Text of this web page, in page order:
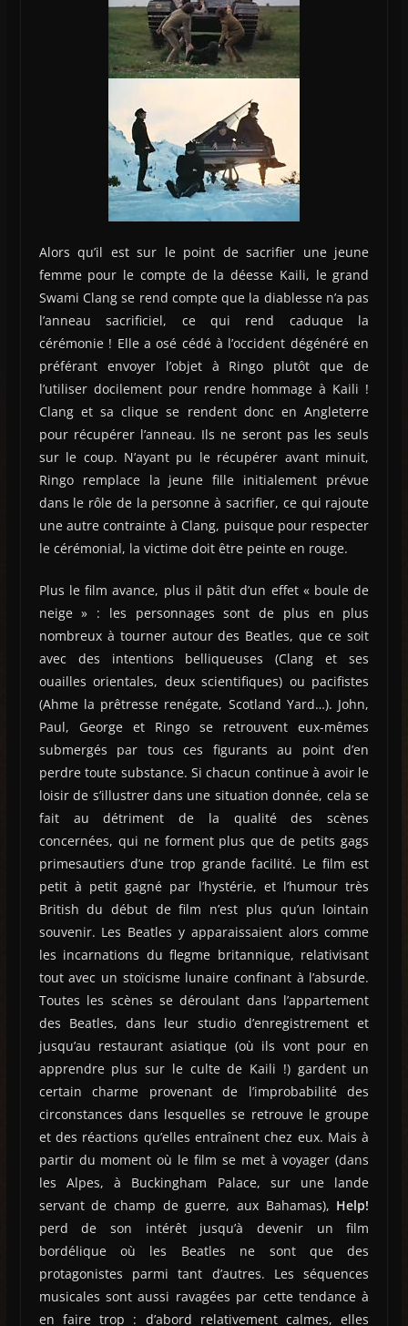
Alors qu’il est sur le point de sacrifier une jeune
femme pour le compte de la déesse Kaili, le grand
Swami Clang se rend compte que la diablesse n’a pas
l’anneau sacrificiel, ce qui rend caduque la
cérémonie ! Elle a osé cédé à l’occident dégénéré en
préférant envoyer l’objet à Ringo plutôt que de
l’utiliser docilement pour rendre hommage à Kaili !
Clang et sa clique se rendent donc en Angleterre
pour récupérer l’anneau. Ils ne seront pas les seuls
sur le coup. N’ayant pu le récupérer avant minuit,
Ringo remplace la jeune fille initialement prévue
dans le rôle de la personne à sacrifier, ce qui rajoute
une autre contrainte à Clang, puisque pour respecter
le cérémonial, la victime doit être peinte en rouge.
Plus le film avance, plus il pâtit d’un effet « boule de
neige » : les personnages sont de plus en plus
nombreux à tourner autour des Beatles, que ce soit
avec des intentions belliqueuses (Clang et ses
ouailles orientales, deux scientifiques) ou pacifistes
(Ahme la prêtresse renégate, Scotland Yard…). John,
Paul, George et Ringo se retrouvent eux-mêmes
submergés par tous ces figurants au point d’en
perdre toute substance. Si chacun continue à avoir le
loisir de s’illustrer dans une situation donnée, cela se
fait au détriment de la qualité des scènes
concernées, qui ne forment plus que de petits gags
primesautiers d’une trop grande facilité. Le film est
petit à petit gagné par l’hystérie, et l’humour très
British du début de film n’est plus qu’un lointain
souvenir. Les Beatles y apparaissaient alors comme
les incarnations du flegme britannique, relativisant
tout avec un stoïcisme lunaire confinant à l’absurde.
Toutes les scènes se déroulant dans l’appartement
des Beatles, dans leur studio d’enregistrement et
jusqu’au restaurant asiatique (où ils vont pour en
apprendre plus sur le culte de Kaili !) gardent un
certain charme provenant de l’improbabilité des
circonstances dans lesquelles se retrouve le groupe
et des réactions qu’elles entraînent chez eux. Mais à
partir du moment où le film se met à voyager (dans
les Alpes, à Buckingham Palace, sur une lande
servant de champ de guerre, aux Bahamas), Help!
perd de son intérêt jusqu’à devenir un film
bordélique où les Beatles ne sont que des
protagonistes parmi tant d’autres. Les séquences
musicales sont aussi ravagées par cette tendance à
en faire trop : d’abord relativement calmes, elles